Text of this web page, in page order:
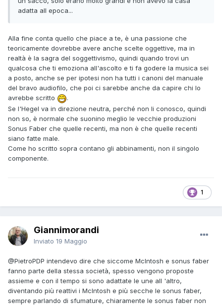
adatta all epoca...
Alla fine conta quello che piace a te, è una passione che
teoricamente dovrebbe avere anche scelte oggettive, ma in
realtà è la sagra del soggettivismo, quindi quando trovi un
qualcosa che ti emoziona all'ascolto e ti fa godere la musica sei
a posto, anche se per ipotesi non ha tutti i canoni del manuale
del bravo audiofilo, che poi ci sarebbe anche da capire chi lo
avrebbe scritto
.
Se l'Hegel va in direzione neutra, perché non li conosco, quindi
non so, è normale che suonino meglio le vecchie produzioni
Sonus Faber che quelle recenti, ma non è che quelle recenti
siano fatte male.
Come ho scritto sopra contano gli abbinamenti, non il singolo
componente.
1
Giannimorandi
Inviato 19 Maggio
@PietroPDP intendevo dire che siccome McIntosh e sonus faber
fanno parte della stessa società, spesso vengono proposte
assieme e con il tempo si sono adattate le une all 'altro,
diventando più reattivi i McIntosh e più secche le sonus faber,
sempre parlando di sfumature, chiaramente le sonus faber non